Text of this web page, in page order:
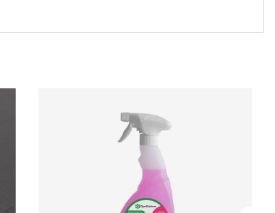
till en mer stabil bål.
och trygg funktion är viktigt.
smärta.